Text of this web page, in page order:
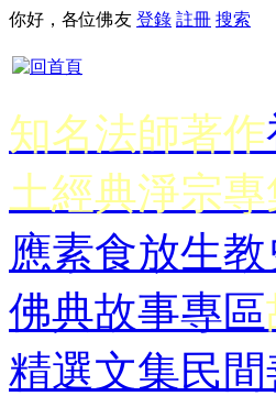
你好，各位佛友 登錄 註冊 搜索
知名法師著作
土經典淨宗專
應素食放生教
佛典故事專區
精選文集民